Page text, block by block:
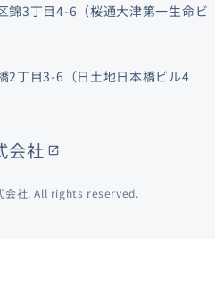
錦3丁目4-6（桜通大津第一生命ビ
2丁目3-6（日土地日本橋ビル4
会社
会社. All rights reserved.